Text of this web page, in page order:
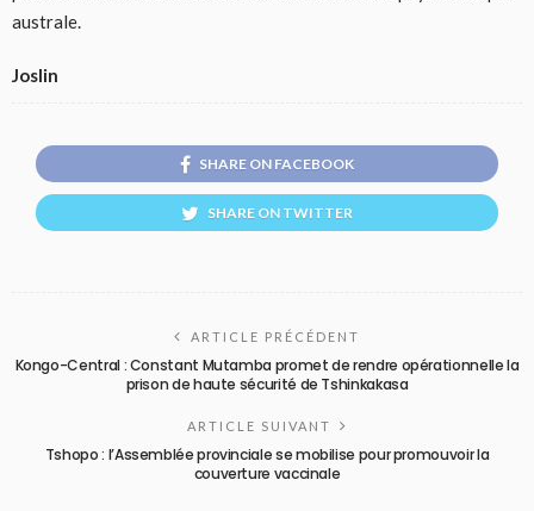
australe.
Joslin
SHARE ON FACEBOOK
SHARE ON TWITTER
ARTICLE PRÉCÉDENT
Kongo-Central : Constant Mutamba promet de rendre opérationnelle la
prison de haute sécurité de Tshinkakasa
ARTICLE SUIVANT
Tshopo : l’Assemblée provinciale se mobilise pour promouvoir la
couverture vaccinale